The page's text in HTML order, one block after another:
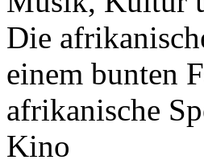
Die
einem bunten
afrikanische
Kino